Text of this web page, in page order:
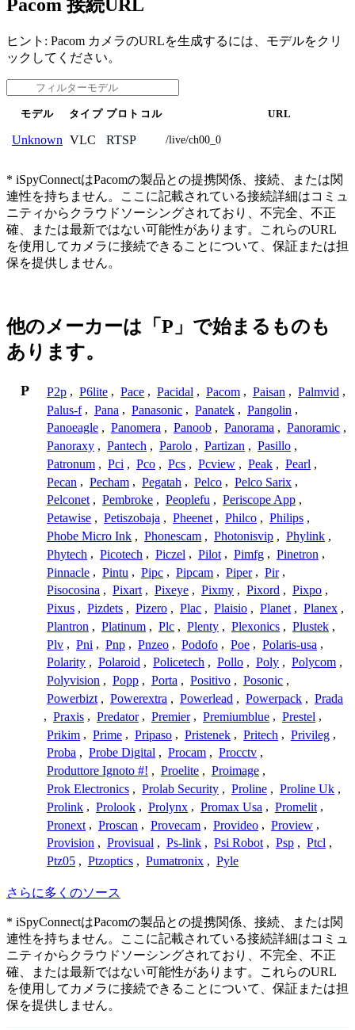
Pacom 接続URL
ヒント: Pacom カメラのURLを生成するには、モデルをクリ
ックしてください。
モデル タイプ プロトコル URL
Unknown VLC RTSP /live/ch00_0
* iSpyConnectはPacomの製品との提携関係、接続、または関
連性を持ちません。ここに記載されている接続詳細はコミュ
ニティからクラウドソーシングされており、不完全、不正
確、または最新ではない可能性があります。これらのURL
を使用してカメラに接続できることについて、保証または担
保を提供しません。
他のメーカーは「P」で始まるものも
あります。
P P2p , P6lite , Pace , Pacidal , Pacom , Paisan , Palmvid ,
Palus-f , Pana , Panasonic , Panatek , Pangolin ,
Panoeagle , Panomera , Panoob , Panorama , Panoramic ,
Panoraxy , Pantech , Parolo , Partizan , Pasillo ,
Patronum , Pci , Pco , Pcs , Pcview , Peak , Pearl ,
Pecan , Pecham , Pegatah , Pelco , Pelco Sarix ,
Pelconet , Pembroke , Peoplefu , Periscope App ,
Petawise , Petiszobaja , Pheenet , Philco , Philips ,
Phobe Micro Ink , Phonescam , Photonisvip , Phylink ,
Phytech , Picotech , Piczel , Pilot , Pimfg , Pinetron ,
Pinnacle , Pintu , Pipc , Pipcam , Piper , Pir ,
Pisocosina , Pixart , Pixeye , Pixmy , Pixord , Pixpo ,
Pixus , Pizdets , Pizero , Plac , Plaisio , Planet , Planex ,
Plantron , Platinum , Plc , Plenty , Plexonics , Plustek ,
Plv , Pni , Pnp , Pnzeo , Podofo , Poe , Polaris-usa ,
Polarity , Polaroid , Policetech , Pollo , Poly , Polycom ,
Polyvision , Popp , Porta , Positivo , Posonic ,
Powerbizt , Powerextra , Powerlead , Powerpack , Prada
, Praxis , Predator , Premier , Premiumblue , Prestel ,
Prikim , Prime , Pripaso , Pristenek , Pritech , Privileg ,
Proba , Probe Digital , Procam , Procctv ,
Produttore Ignoto #! , Proelite , Proimage ,
Prok Electronics , Prolab Security , Proline , Proline Uk ,
Prolink , Prolook , Prolynx , Promax Usa , Promelit ,
Pronext , Proscan , Provecam , Provideo , Proview ,
Provision , Provisual , Ps-link , Psi Robot , Psp , Ptcl ,
Ptz05 , Ptzoptics , Pumatronix , Pyle
さらに多くのソース
* iSpyConnectはPacomの製品との提携関係、接続、または関
連性を持ちません。ここに記載されている接続詳細はコミュ
ニティからクラウドソーシングされており、不完全、不正
確、または最新ではない可能性があります。これらのURL
を使用してカメラに接続できることについて、保証または担
保を提供しません。